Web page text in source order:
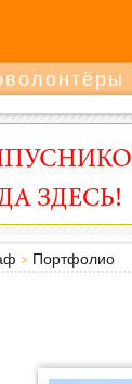
Портфолио